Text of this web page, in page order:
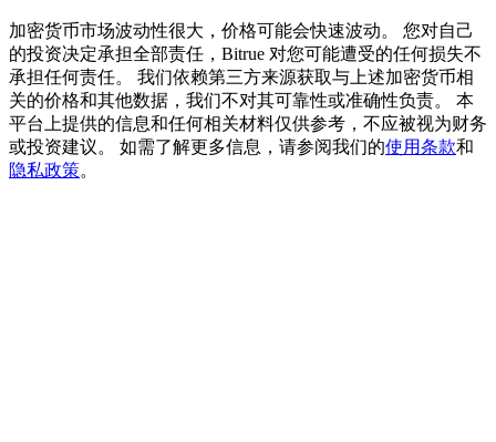
瓜分 500000 CASHCAT 獎池
BitMart 用戶遷移專享
註冊&交易贏 500,000 USDT
加密货币市场波动性很大，价格可能会快速波动。 您对自己
的投资决定承担全部责任，Bitrue 对您可能遭受的任何损失不
承担任何责任。 我们依赖第三方来源获取与上述加密货币相
关的价格和其他数据，我们不对其可靠性或准确性负责。 本
平台上提供的信息和任何相关材料仅供参考，不应被视为财务
或投资建议。 如需了解更多信息，请参阅我们的使用条款和
隐私政策。